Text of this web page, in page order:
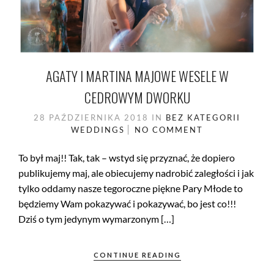
AGATY I MARTINA MAJOWE WESELE W
CEDROWYM DWORKU
28 PAŹDZIERNIKA 2018 IN BEZ KATEGORII
WEDDINGS
NO COMMENT
To był maj!! Tak, tak – wstyd się przyznać, że dopiero
publikujemy maj, ale obiecujemy nadrobić zaległości i jak
tylko oddamy nasze tegoroczne piękne Pary Młode to
będziemy Wam pokazywać i pokazywać, bo jest co!!!
Dziś o tym jedynym wymarzonym […]
CONTINUE READING